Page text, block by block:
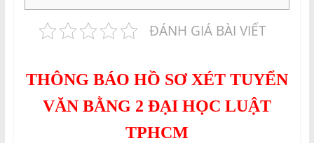
ĐÁNH GIÁ BÀI VIẾT
THÔNG BÁO HỒ SƠ XÉT TUYỂN
VĂN BẰNG 2 ĐẠI HỌC LUẬT
TPHCM